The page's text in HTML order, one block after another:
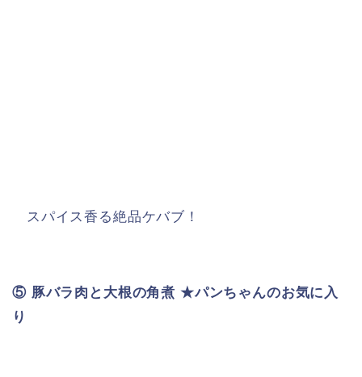
スパイス香る絶品ケバブ！
⑤ 豚バラ肉と大根の角煮 ★パンちゃんのお気に入
り